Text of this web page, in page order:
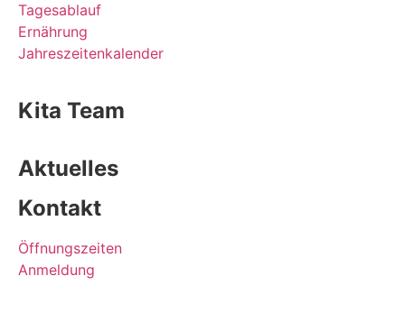
Tagesablauf
Ernährung
Jahreszeitenkalender
Kita Team
Aktuelles
Kontakt
Öffnungszeiten
Anmeldung